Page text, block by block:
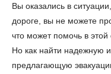
Вы оказались в
дороге, вы не можете
что может помочь в этой
Но как найти надежную
предлагающую